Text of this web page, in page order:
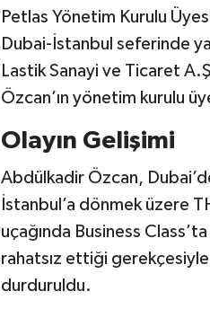
Petlas Yönetim Kurulu
Dubai-İstanbul seferinde
Lastik Sanayi ve Ticaret
Özcan’ın yönetim kurulu
Olayın Gelişimi
Abdülkadir Özcan, Dubai’de
İstanbul’a dönmek üzere
uçağında Business
rahatsız ettiği gerekçesiyle
durduruldu.